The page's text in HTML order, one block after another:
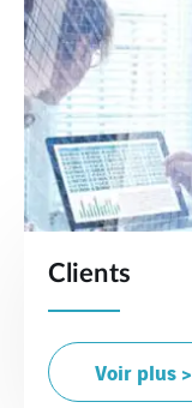
Clients
Voir plus >